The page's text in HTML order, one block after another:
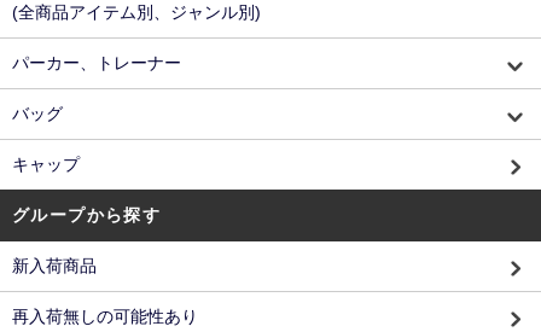
(全商品アイテム別、ジャンル別)
パーカー、トレーナー
バッグ
キャップ
グループから探す
新入荷商品
再入荷無しの可能性あり